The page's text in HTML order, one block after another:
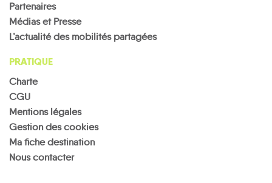
Partenaires
Médias et Presse
L’actualité des mobilités partagées
PRATIQUE
Charte
CGU
Mentions légales
Gestion des cookies
Ma fiche destination
Nous contacter